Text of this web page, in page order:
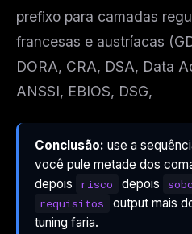
prefixo para camadas
francesas e austríacas
DORA, CRA, DSA, Data
ANSSI, EBIOS, DSG,
Conclusão: use a
você pule metade dos
depois risco depois sobc
requisitos
output mais
tuning faria.